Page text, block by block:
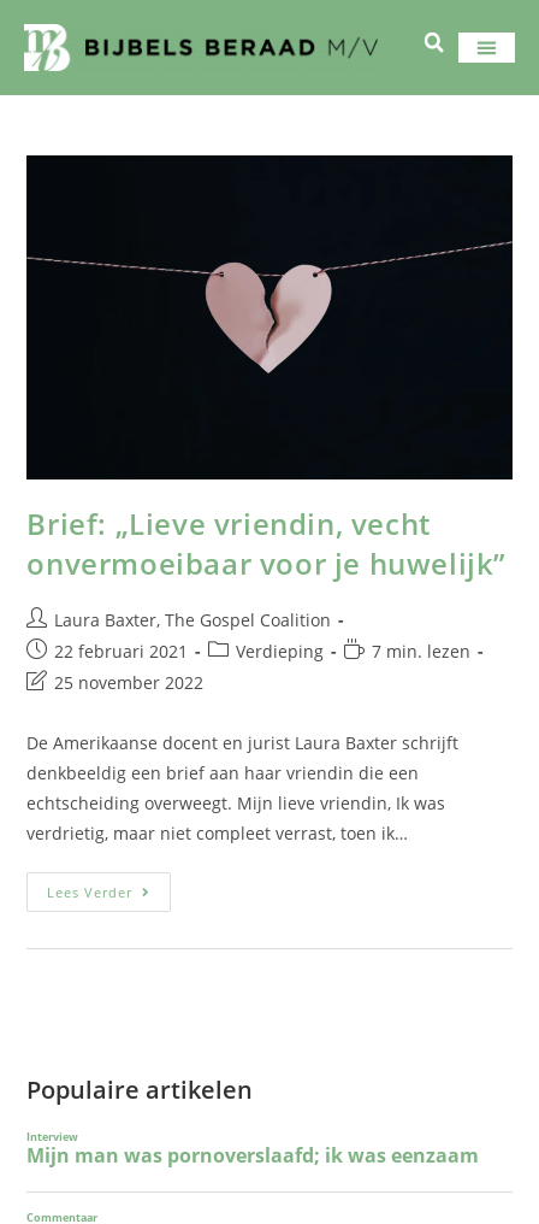
Brief: „Lieve vriendin, vecht
onvermoeibaar voor je huwelijk”
Laura Baxter, The Gospel Coalition
22 februari 2021
Verdieping
7 min. lezen
25 november 2022
De Amerikaanse docent en jurist Laura Baxter schrijft
denkbeeldig een brief aan haar vriendin die een
echtscheiding overweegt. Mijn lieve vriendin, Ik was
verdrietig, maar niet compleet verrast, toen ik…
Lees Verder
Populaire artikelen